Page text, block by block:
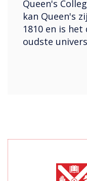
Queen's
kan Queen's
1810 en is het
oudste